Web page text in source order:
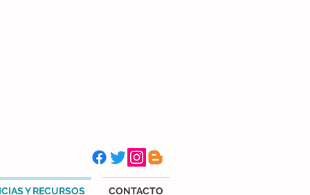
Y RECURSOS CONTACTO